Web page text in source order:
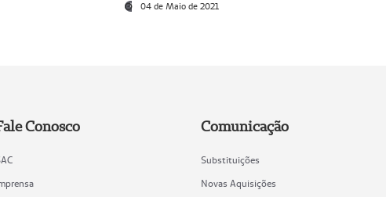
04 de Maio de 2021
Conosco Comunicação
Substituições
Novas Aquisições